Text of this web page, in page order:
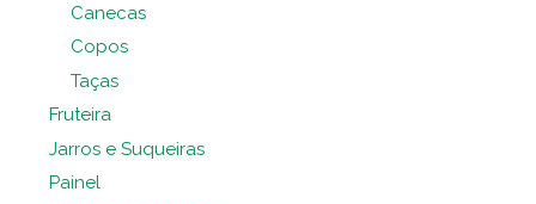
Canecas
Copos
Taças
Fruteira
Jarros e Suqueiras
Painel